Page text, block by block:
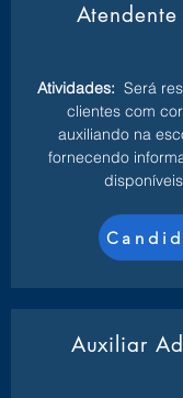
Atividades: Será
clientes com
auxiliando na
fornecendo
Auxiliar